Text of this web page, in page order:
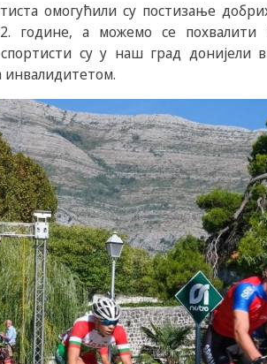
омогућили су постизање
године, а можемо се
су у наш град
инвалидитетом.